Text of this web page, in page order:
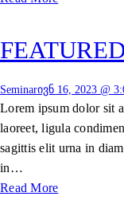
Seminarივნ 16, 2023 @
Lorem ipsum dolor sit
laoreet, ligula
sagittis elit urna in
in…
Read More